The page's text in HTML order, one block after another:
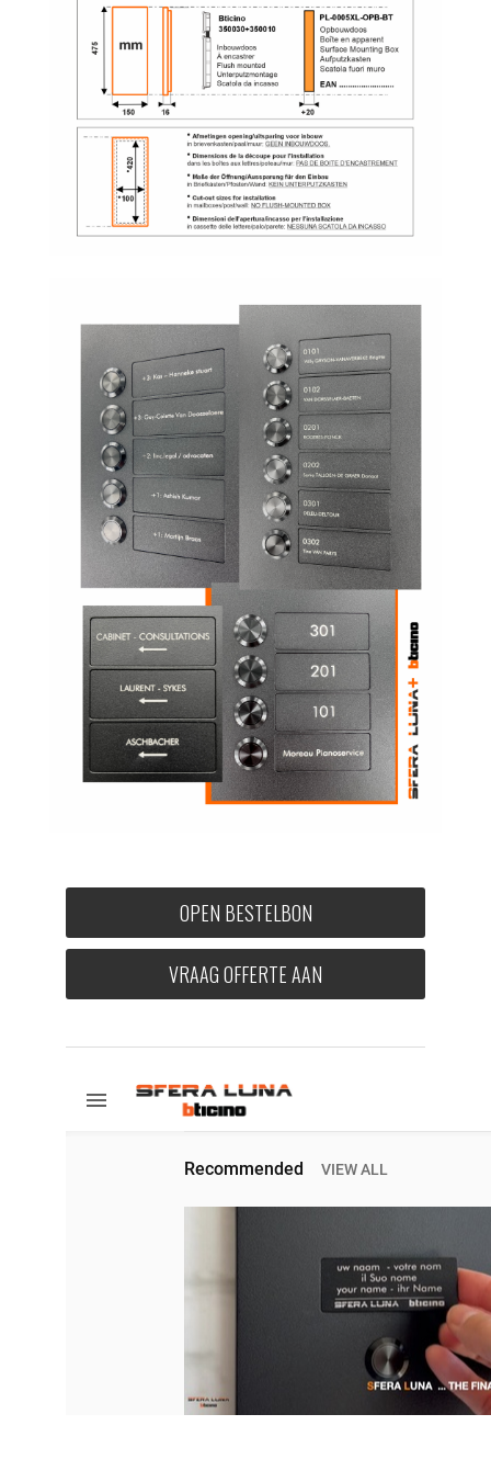
OPEN BESTELBON
VRAAG OFFERTE AAN